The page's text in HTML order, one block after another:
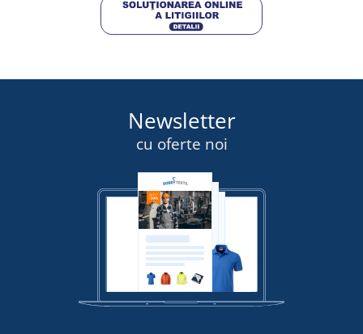
Newsletter
cu oferte noi